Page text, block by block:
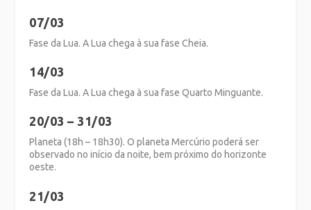
07/03
Fase da Lua. A Lua chega à sua fase Cheia.
14/03
Fase da Lua. A Lua chega à sua fase Quarto Minguante.
20/03 – 31/03
Planeta (18h – 18h30). O planeta Mercúrio poderá ser
observado no início da noite, bem próximo do horizonte
oeste.
21/03